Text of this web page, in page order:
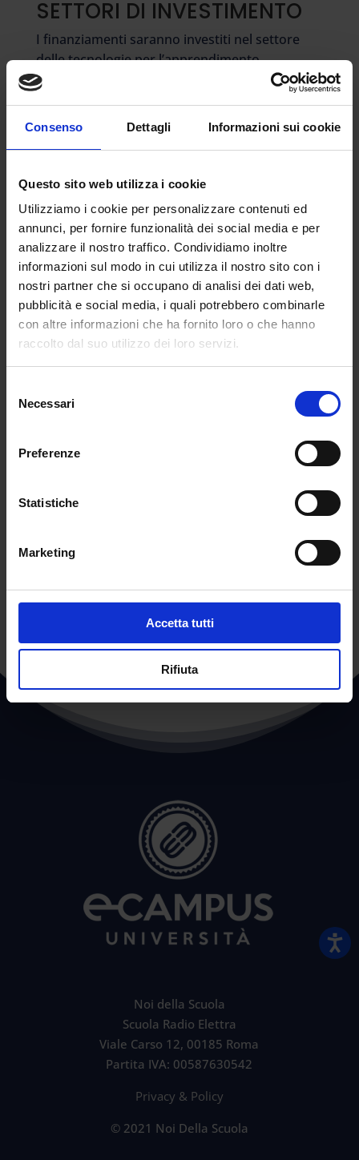
Consenso Dettagli Informazioni sui cookie
Questo sito web utilizza i cookie
Utilizziamo i cookie per personalizzare contenuti ed
annunci, per fornire funzionalità dei social media e per
analizzare il nostro traffico. Condividiamo inoltre
informazioni sul modo in cui utilizza il nostro sito con i
nostri partner che si occupano di analisi dei dati web,
pubblicità e social media, i quali potrebbero combinarle
con altre informazioni che ha fornito loro o che hanno
raccolto dal suo utilizzo dei loro servizi.
delNecessari
Preferenze
Statistiche
Marketing
Accetta tutti
Rifiuta
SETTORI DI INVESTIMENTO
I finanziamenti saranno investiti nel settore
delle tecnologie per l’apprendimento,
l’insegnamento delle materie STEM e
sono considerati strategici non solo per il
sistema formativo italiano, ma per tutto il
ad una grandissima opportunità per la
docente della scuola italiana.
LUCI E OMBRE
Il provvedimento è salutato con favore da tutte
le parti sociali ma non mancano ombre. I dubbi
riguardano le “istruzioni operative”, che non
lasciano la possibilità di monitorare le tante
dell’iter richiesto, che in generale stà
provocando ritardi e problemi di ogni genere.
La speranza è che tale opportunità possa
“transizione digitale” in grado assicurare il
rinnovamento dell’sistema formativo italiano
POST SUCCESSIVO→
Noi della Scuola
Scuola Radio Elettra
Viale Carso 12, 00185 Roma
Partita IVA: 00587630542
Privacy & Policy
© 2021 Noi Della Scuola